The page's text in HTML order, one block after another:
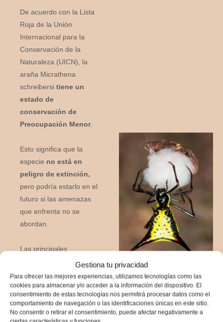
Gestiona tu privacidad
Para ofrecer las mejores experiencias, utilizamos tecnologías como las
cookies para almacenar y/o acceder a la información del dispositivo. El
consentimiento de estas tecnologías nos permitirá procesar datos como el
comportamiento de navegación o las identificaciones únicas en este sitio.
No consentir o retirar el consentimiento, puede afectar negativamente a
De acuerdo con la Lista
Roja de la Unión
Internacional para la
Conservación de la
Naturaleza (UICN), la
araña Micrathena
schreibersi tiene un
estado de
conservación de
Preocupación Menor.
Esto significa que la
especie no está en
peligro de extinción,
pero podría estarlo en el
futuro si las amenazas
que enfrenta no se
abordan.
Las principales
amenazas que enfrenta
la Micrathena schreibersi
sonla destrucción de
su hábitat y la pérdida
de biodiversidad.Las